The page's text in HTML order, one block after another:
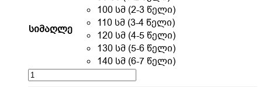
multiple
variants.
options
may
სიმაღლე
100 სმ (2-3 წელი)
110 სმ (3-4 წელი)
120 სმ (4-5 წელი)
130 სმ (5-6 წელი)
140 სმ (6-7 წელი)
მოკლესახელოებიანი